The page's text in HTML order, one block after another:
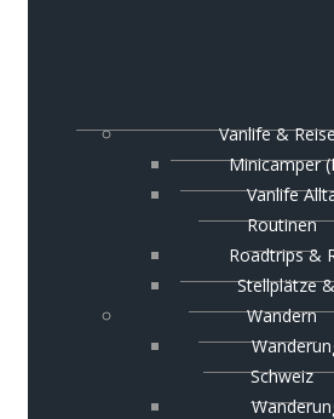
Vanlife &
Minicamper
Vanlife
Routinen
Roadtrips &
Stellplätze
Wandern
Schweiz